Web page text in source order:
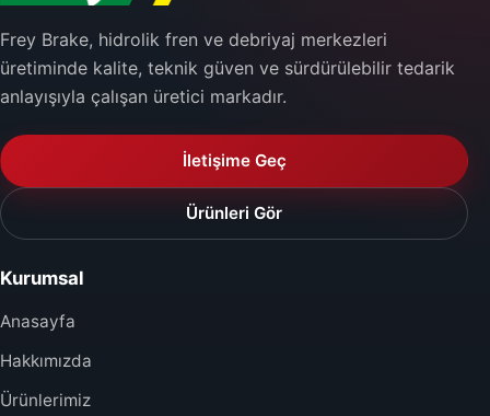
Frey Brake, hidrolik fren ve debriyaj merkezleri
üretiminde kalite, teknik güven ve sürdürülebilir tedarik
anlayışıyla çalışan üretici markadır.
İletişime Geç
Ürünleri Gör
Kurumsal
Anasayfa
Hakkımızda
Ürünlerimiz